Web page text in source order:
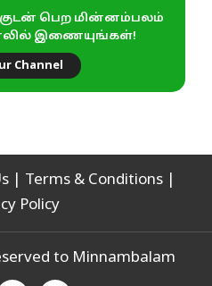
பெற மின்னம்பலம்
இணையுங்கள்!
Channel
Terms & Conditions
Policy
to Minnambalam